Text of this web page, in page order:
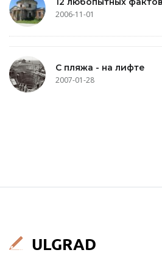
2006-11-01
С пляжа - на лифте
2007-01-28